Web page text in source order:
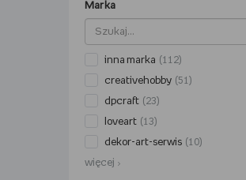
Marka
inna marka (112)
creativehobby (51)
dpcraft (23)
loveart (13)
dekor-art-serwis (10)
więcej